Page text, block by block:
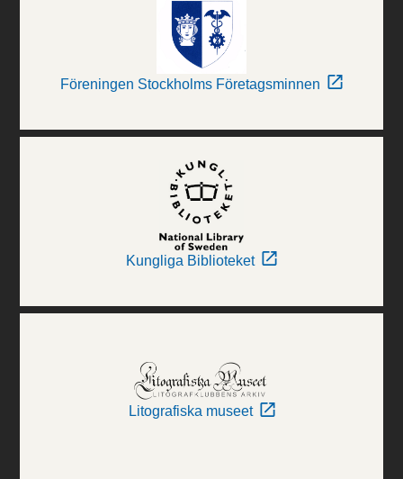
Föreningen Stockholms Företagsminnen
Kungliga Biblioteket
Litografiska museet